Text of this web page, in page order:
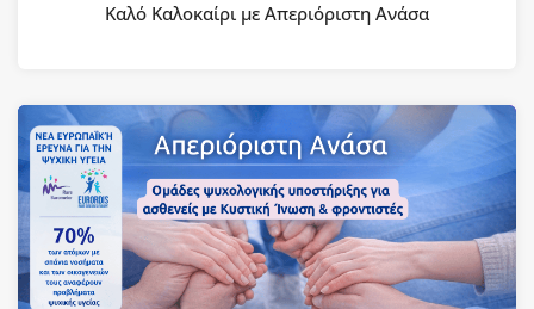
Καλό Καλοκαίρι με Απεριόριστη Ανάσα